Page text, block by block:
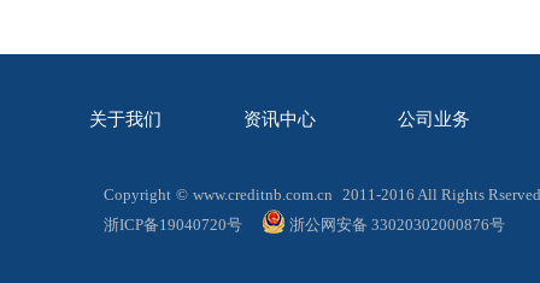
关于我们 资讯中心 公司业务
Copyright © www.creditnb.com.cn 2011-2016 All Rights
浙ICP备19040720号
浙公网安备 33020302000876号